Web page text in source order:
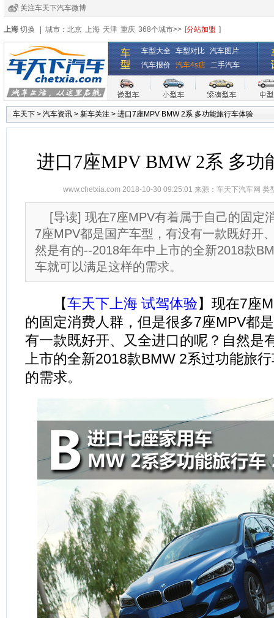
关注车天下汽车微博
经销商登录
注册 全国4s店
上海 切换 城市： 北京 上海 天津 重庆 368个城市>> [分站加盟 ]
车型大全 车型对比 汽车图片
汽车报价 汽车4s店 二手汽车
车天下 > 汽车资讯 > 新车关注 > 进口7座MPV BMW 2系 多功能旅行车体验
进口7座MPV BMW 2系 多功
www.chetxia.com 2018-10-30 09:25:01 来源： 车天下汽车网 类
[导读] 现在7座MPV有着属于自己的固定
7座MPV都是国产车型，有没有一款既好开
然是有的--2018年年中上市的全新2018款
车就可以满足这样的需求。
【车天下上海 试驾体验】现在7座
的固定消费人群，但是很多7座MPV都
有一款既好开、又全进口的呢？自然是
上市的全新2018款BMW 2系过功能旅
的需求。